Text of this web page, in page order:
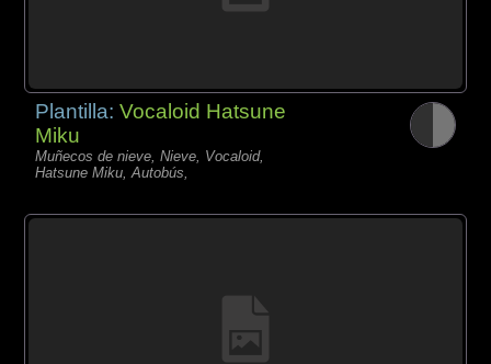
Plantilla:Vocaloid Hatsune
Miku
Muñecos de nieve, Nieve, Vocaloid,
Hatsune Miku, Autobús,